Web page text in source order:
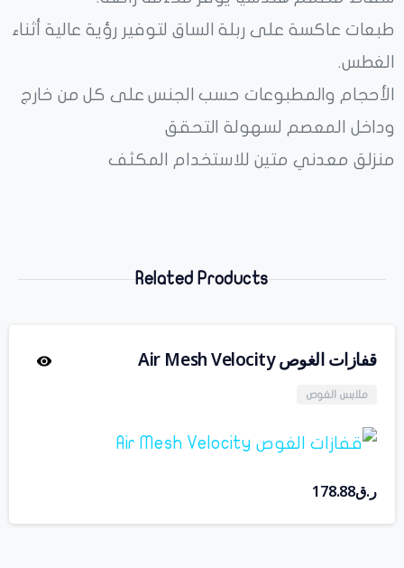
طبعات عاكسة على ربلة الساق لتوفير رؤية عالية أثناء
الغطس.
الأحجام والمطبوعات حسب الجنس على كل من خارج
وداخل المعصم لسهولة التحقق
منزلق معدني متين للاستخدام المكثف
Related Products
قفازات الغوص Air Mesh Velocity
ملابس الغوص
ر.ق178.88